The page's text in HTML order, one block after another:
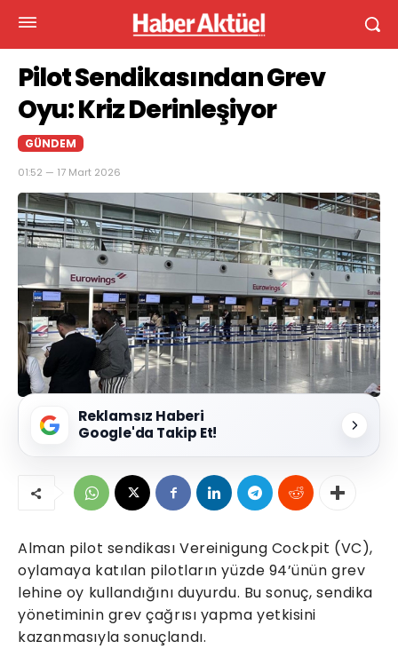
Pilot Sendikasından Grev
Oyu: Kriz Derinleşiyor
GÜNDEM
01:52 — 17 Mart 2026
Reklamsız Haberi
Google'da Takip Et!
Alman pilot sendikası Vereinigung Cockpit (VC),
oylamaya katılan pilotların yüzde 94’ünün grev
lehine oy kullandığını duyurdu. Bu sonuç, sendika
yönetiminin grev çağrısı yapma yetkisini
kazanmasıyla sonuçlandı.